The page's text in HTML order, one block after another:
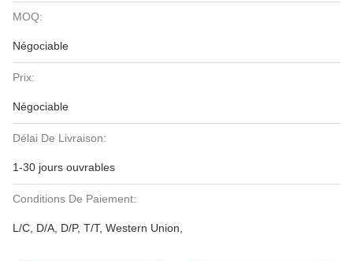
MOQ:
Négociable
Prix:
Négociable
Délai De Livraison:
1-30 jours ouvrables
Conditions De Paiement:
L/C, D/A, D/P, T/T, Western Union,